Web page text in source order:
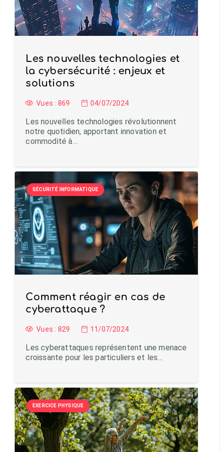
Les nouvelles technologies et
la cybersécurité : enjeux et
solutions
Vues : 869 04/07/2024
Les nouvelles technologies révolutionnent
notre quotidien, apportant innovation et
commodité à…
SÉCURITÉ INFORMATIQUE
Comment réagir en cas de
cyberattaque ?
Vues : 829 11/07/2024
Les cyberattaques représentent une menace
croissante pour les particuliers et les…
EXERCICE PHYSIQUE